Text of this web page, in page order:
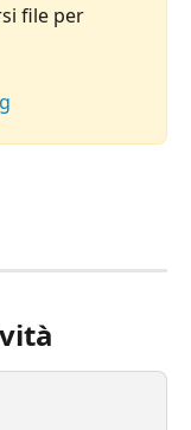
file per